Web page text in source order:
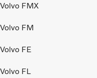
Volvo FMX
Volvo FM
Volvo FE
Volvo FL